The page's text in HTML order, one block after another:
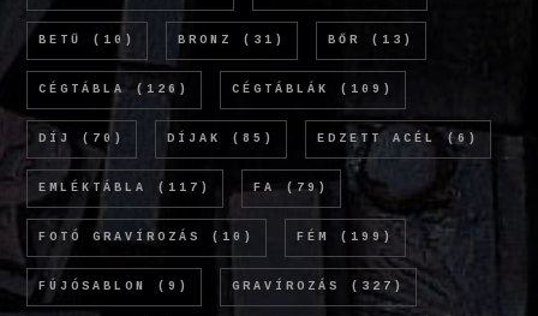
BETŰ (10) BRONZ (31) BŐR (13)
CÉGTÁBLA (126) CÉGTÁBLÁK (109)
DÍJ (70) DÍJAK (85) EDZETT ACÉL (6)
EMLÉKTÁBLA (117) FA (79)
FOTÓ GRAVÍROZÁS (10) FÉM (199)
FÚJÓSABLON (9) GRAVÍROZÁS (327)